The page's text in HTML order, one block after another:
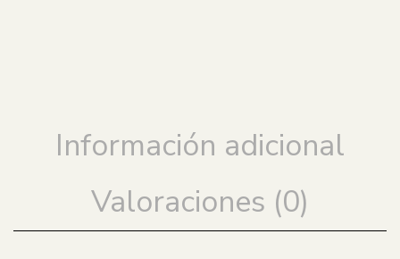
Información adicional
Valoraciones (0)